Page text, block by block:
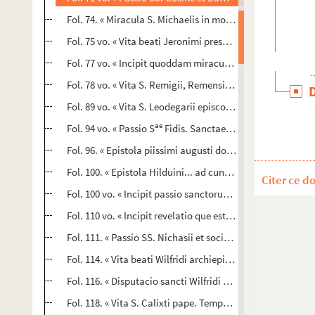
Fol. 74. « Miracula S. Michaelis in monte Gargano.
Fol. 75 vo. « Vita beati Jeronimi presbiteri. Jeronimus
Fol. 77 vo. « Incipit quoddam miraculum factum in
Fol. 78 vo. « Vita S. Remigii, Remensis archiepiscopi.
Fol. 89 vo. « Vita S. Leodegarii episcopi. Igitur beatus
Fol. 94 vo. « Passio Sae Fidis. Sanctae igitur Fidis
Fol. 96. « Epistola piissimi augusti domni Ludovici ad
Fol. 100. « Epistola Hilduini... ad cunctos... fideles... Cum
Fol. 100 vo. « Incipit passio sanctorum martirum
Fol. 110 vo. « Incipit revelatio que est ostensa sancto
Fol. 111. « Passio SS. Nichasii et sociorum. Cum a
Fol. 114. « Vita beati Wilfridi archiepiscopi, quam
Fol. 116. « Disputacio sancti Wilfridi de ratione Pasche
Fol. 118. « Vita S. Calixti pape. Temporibus Macrini et
Citer ce